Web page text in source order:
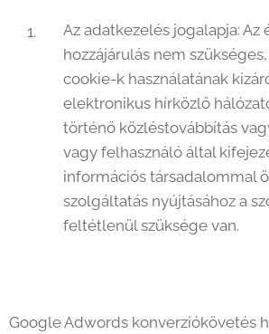
Az adatkezelés jogalapja: Az
hozzájárulás nem
cookie-k használatának
elektronikus hírközlő
történő közléstovábbítás
vagy felhasználó által
információs társadalommal
szolgáltatás nyújtásához a
feltétlenül szüksége van.
Google Adwords konverziókövetés